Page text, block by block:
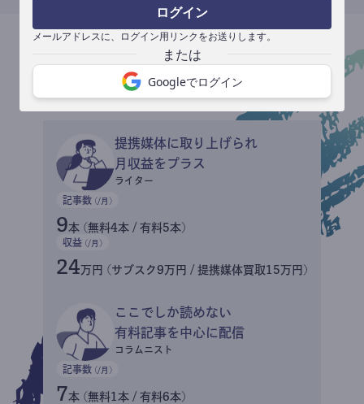
ログイン
メールアドレスに、ログイン用リンクをお送りします。
Googleでログイン
収益イメージ
提携媒体に取り上げられ
月収益をプラス
ライター
記事数 (/月)
9本 (無料4本 / 有料5本)
収益 (/月)
24万円 (サブスク9万円 / 提携媒体買取15万円)
ここでしか読めない
有料記事を中心に配信
コラムニスト
記事数 (/月)
7本 (無料1本 / 有料6本)